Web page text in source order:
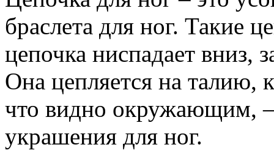
браслета для ног. Такие
цепочка ниспадает вниз,
Она цепляется на талию,
что видно окружающим,
украшения для ног.